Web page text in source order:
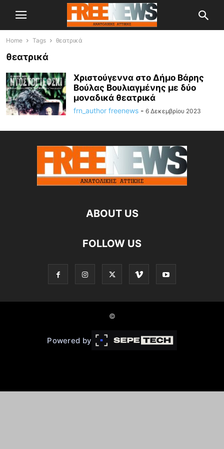
Home Tags θεατρικά
θεατρικά
Χριστούγεννα στο Δήμο Βάρης
Βούλας Βουλιαγμένης με δύο
μοναδικά θεατρικά
frn_author freenews - 6 Δεκεμβρίου 2023
ABOUT US
FOLLOW US
©
Powered by